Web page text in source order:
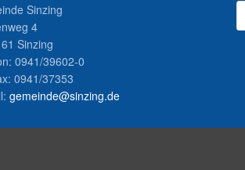
Sinzing
4
Sinzing
0941/39602-0
0941/37353
gemeinde@sinzing.de